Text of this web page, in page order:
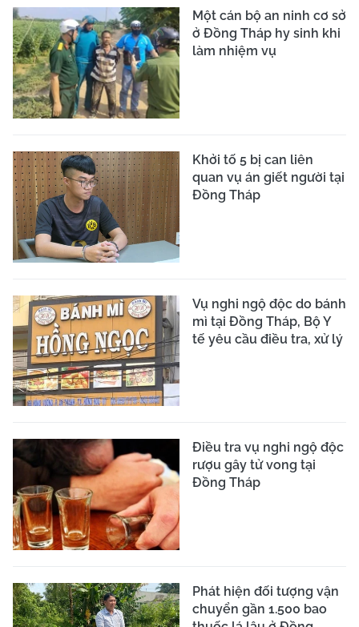
Một cán bộ an ninh cơ sở
ở Đồng Tháp hy sinh khi
làm nhiệm vụ
Khởi tố 5 bị can liên
quan vụ án giết người tại
Đồng Tháp
Vụ nghi ngộ độc do bánh
mì tại Đồng Tháp, Bộ Y
tế yêu cầu điều tra, xử lý
Điều tra vụ nghi ngộ độc
rượu gây tử vong tại
Đồng Tháp
Phát hiện đối tượng vận
chuyển gần 1.500 bao